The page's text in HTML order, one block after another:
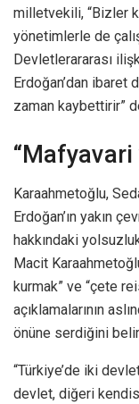
milletvekili, “Bizler
yönetimlerle de
Devletlerararası
Erdoğan’dan ibaret
zaman kaybettirir”
“Mafyavari
Karaahmetoğlu,
Erdoğan’ın yakın
hakkındaki
Macit
kurmak” ve “çete
açıklamalarının
önüne serdiğini
“Türkiye’de iki
devlet, diğeri